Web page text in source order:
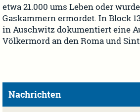
etwa 21.000 ums Leben oder
Gaskammern ermordet. In Block
in Auschwitz dokumentiert eine
Völkermord an den Roma und
Nachrichten